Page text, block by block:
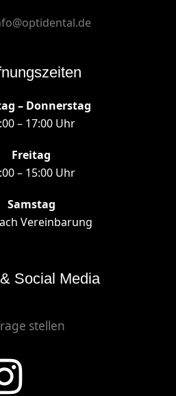
– Donnerstag
– 17:00 Uhr
Freitag
– 15:00 Uhr
Samstag
Vereinbarung
Social Media
stellen